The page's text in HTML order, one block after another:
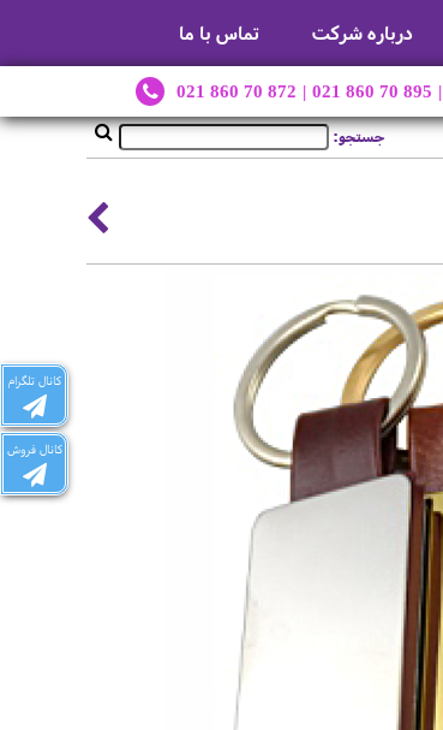
درباره شرکت تماس با ما
021 860 70 872 | 021 860 70 895 |
کانال تلگرام
کانال فروش
جستجو: